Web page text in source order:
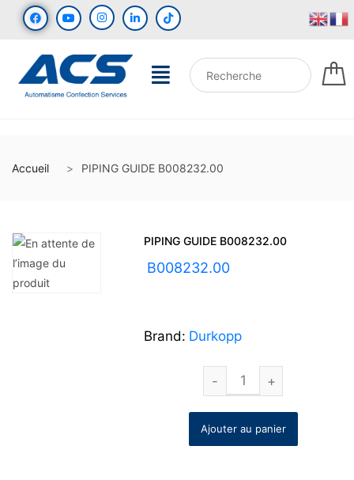
Accueil PIPING GUIDE B008232.00
PIPING GUIDE B008232.00
B008232.00
Brand: Durkopp
Ajouter au panier